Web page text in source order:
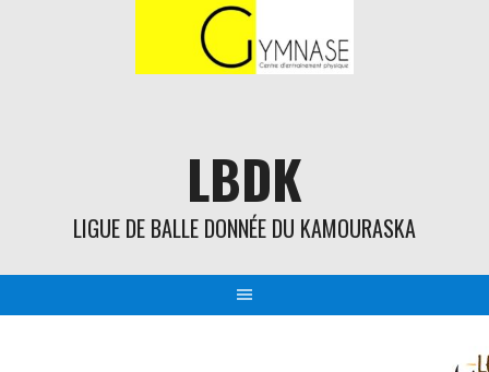
LBDK
LIGUE DE BALLE DONNÉE DU KAMOURASKA